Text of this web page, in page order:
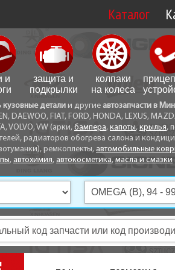
Каталог
и
защита и
подкрылки
колпаки
на колеса
кузовные детали и другие автозапчасти в
DAEWOO, FIAT, FORD, HONDA, LEXUS,
VOLVO, VW (арки, бампера, капоты, крылья,
радиаторов обогрева салона и
ремкоплекты, автомобильные
, автохимия, автокосметика, масла и смазки